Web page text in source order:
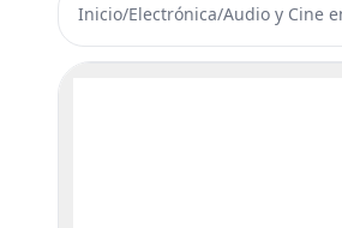
Inicio/Electrónica/Audio y Cine